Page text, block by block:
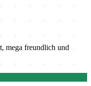
mega freundlich und